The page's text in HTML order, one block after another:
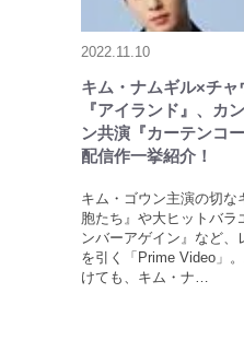
2022.11.10
キム・ナムギル×チ
『アイランド』、カ
ン共演『カーテンコ
配信作一挙紹介！
キム・ゴウン主演の切な
胞たち』や大ヒットバラ
ンバーアゲイン』など、
を引く「Prime Video」
けても、キム・ナ…